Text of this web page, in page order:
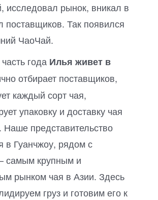
исследовал рынок, вникал в
поставщиков. Так появился
ЧаоЧай.
года Илья живет в
отбирает поставщиков,
каждый сорт чая,
упаковку и доставку чая
представительство
в Гуанчжоу, рядом с
самым крупным и
рынком чая в Азии. Здесь
груз и готовим его к